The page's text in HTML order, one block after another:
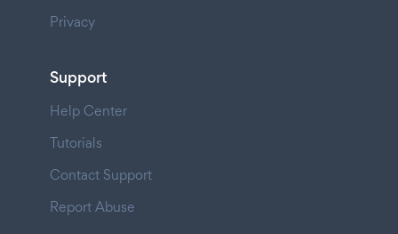
Privacy
Support
Help Center
Tutorials
Contact Support
Report Abuse